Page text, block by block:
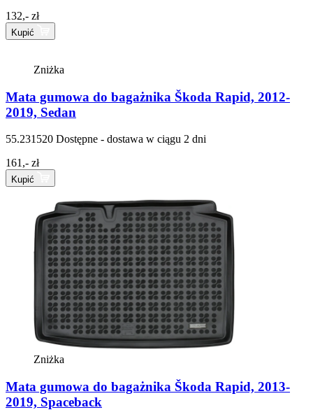
132,- zł
Kupić
Zniżka
Mata gumowa do bagażnika Škoda Rapid, 2012-
2019, Sedan
55.231520 Dostępne - dostawa w ciągu 2 dni
161,- zł
Kupić
Zniżka
Mata gumowa do bagażnika Škoda Rapid, 2013-
2019, Spaceback